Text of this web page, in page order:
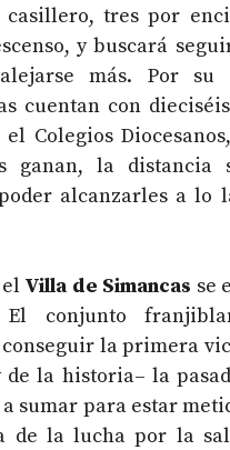
casillero, tres por
y buscará
más. Por su
cuentan con
Colegios
ganan, la distancia
alcanzarles a lo
Villa de Simancas se
El conjunto
la primera
de la historia– la
sumar para estar
de la lucha por la